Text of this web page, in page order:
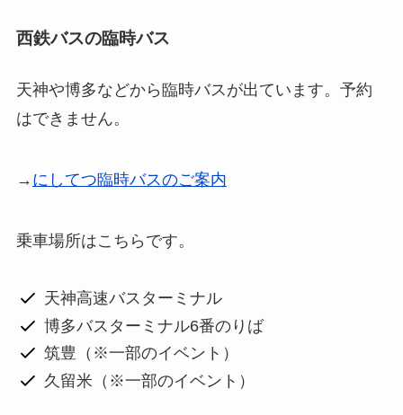
西鉄バスの臨時バス
天神や博多などから臨時バスが出ています。予約
はできません。
→ にしてつ臨時バスのご案内
乗車場所はこちらです。
天神高速バスターミナル
博多バスターミナル6番のりば
筑豊（※一部のイベント）
久留米（※一部のイベント）